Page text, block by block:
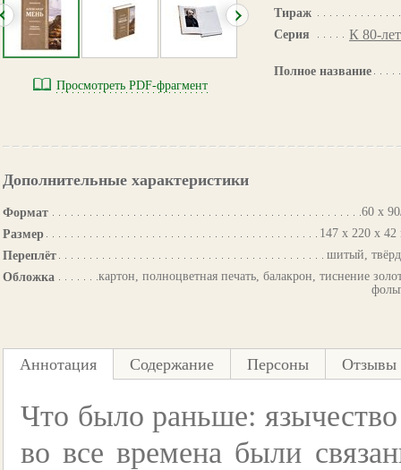
Просмотреть PDF-фрагмент
Тираж
Серия
К 80-
Полное название
Дополнительные характеристики
Формат
60 х
Размер
147 х 220 х
Переплёт
шитый,
Обложка
картон, полноцветная печать, балакрон, тиснение
Аннотация Содержание Персоны Отзывы
Что было раньше:
во все времена были